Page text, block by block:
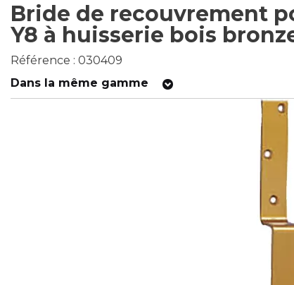
Bride de recouvrement
Y8 à huisserie bois
Référence : 030409
Dans la même gamme